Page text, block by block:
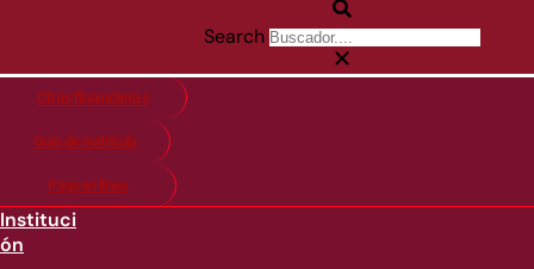
Search
Citas financieras
Guía de matricula
Pago en línea
Instituci
ón